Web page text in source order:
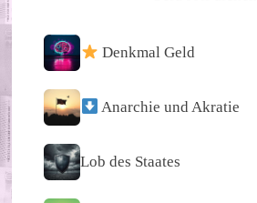
Denkmal Geld
Anarchie und Akratie
Lob des Staates